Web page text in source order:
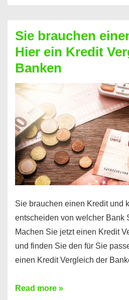
Summe
Geld?
Hier
einen
10000
Euro
Kredit
finden
Sie brauchen
Hier ein Kredit
Banken
Sie brauchen einen Kredit und
entscheiden von welcher Bank
Machen Sie jetzt einen Kredit
und finden Sie den für Sie
einen Kredit Vergleich der
Sie
Read more »